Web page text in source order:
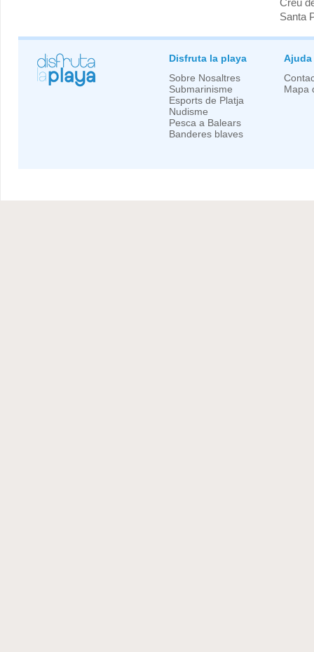
Creu
Santa
Disfruta la playa
Sobre Nosaltres
Submarinisme
Esports de Platja
Nudisme
Pesca a Balears
Banderes blaves
Ajuda
Mapa